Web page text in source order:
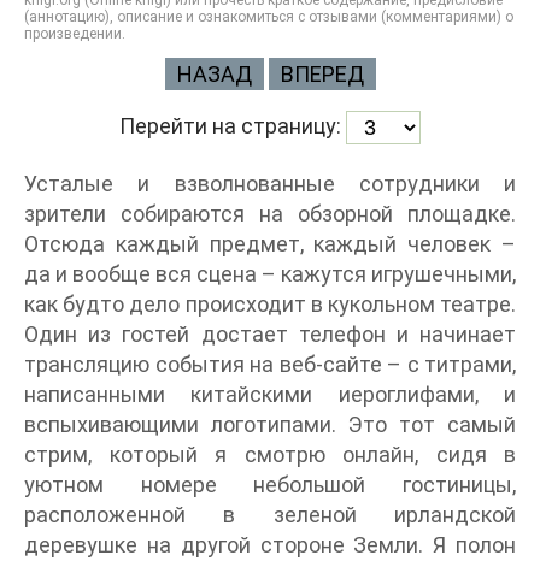
(аннотацию), описание и ознакомиться с отзывами (комментариями) о
произведении.
НАЗАД ВПЕРЕД
Перейти на страницу:
Усталые и взволнованные сотрудники и
зрители собираются на обзорной площадке.
Отсюда каждый предмет, каждый человек –
да и вообще вся сцена – кажутся игрушечными,
как будто дело происходит в кукольном театре.
Один из гостей достает телефон и начинает
трансляцию события на веб-сайте – с титрами,
написанными китайскими иероглифами, и
вспыхивающими логотипами. Это тот самый
стрим, который я смотрю онлайн, сидя в
уютном номере небольшой гостиницы,
расположенной в зеленой ирландской
деревушке на другой стороне Земли. Я полон